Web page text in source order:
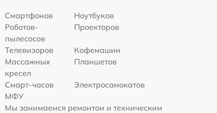
Смартфонов
Ноутбуков
Роботов-
пылесосов
Проекторов
Телевизоров
Кофемашин
Массажных
кресел
Планшетов
Смарт-часов
Электросамокатов
МФУ
Мы занимаемся ремонтом и техническим